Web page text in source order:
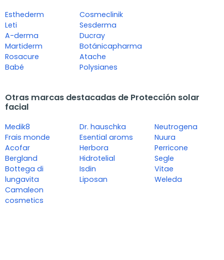
Esthederm
Leti
A-derma
Martiderm
Rosacure
Babé
Cosmeclinik
Sesderma
Ducray
Botánicapharma
Atache
Polysianes
Otras marcas destacadas de Protección solar
facial
Medik8
Frais monde
Acofar
Bergland
Bottega di
lungavita
Camaleon
cosmetics
Dr. hauschka
Esential aroms
Herbora
Hidrotelial
Isdin
Liposan
Neutrogena
Nuura
Perricone
Segle
Vitae
Weleda